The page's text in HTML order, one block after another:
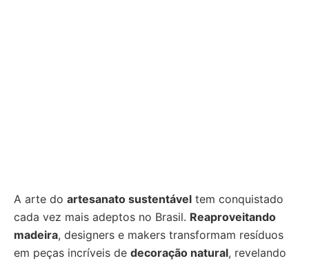
A arte do artesanato sustentável tem conquistado
cada vez mais adeptos no Brasil. Reaproveitando
madeira, designers e makers transformam resíduos
em peças incríveis de decoração natural, revelando